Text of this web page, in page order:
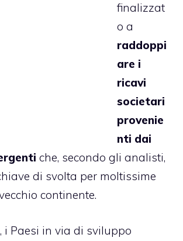
finalizzat
o a
raddoppi
are i
ricavi
societari
provenie
nti dai
che, secondo gli analisti,
di svolta per moltissime
continente.
i Paesi in via di sviluppo